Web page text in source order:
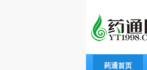
药通首页